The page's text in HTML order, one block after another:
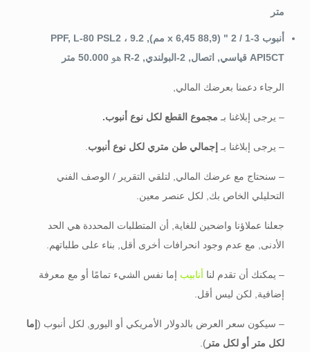
متر
أنبوب 3-1 / 2 " (88,9 x 6,45 مم), 9.2 PPF, L-80 PSL2 ،
API5CT قياسي, اتصال, 2-البولندي, R-2
هو
الرجاء دعمنا بعرضك المالي,
– يرجى إبلاغنا بـ مجموع القطع لكل نوع أنبوب.
– يرجى إبلاغنا بـ إجمالي طن متري لكل نوع أنبوب
– سنحتاج مع عرضك المالي, لتلقي التقرير / الوصف الفني
التحليلي الخاص بك, لكل عنصر معين.
جعلنا عملاؤنا واضحين للغاية, أن المتطلبات المحددة هي الحد
الأدنى, مع عدم وجود انحرافات أخرى أقل, بناء على طلباتهم.
– يمكنك أن تقدم لنا أنابيب إما نفس الشيء تمامًا أو مع معرفة
إضافية, لكن ليس أقل.
– سيكون سعر العرض بالدولار الأمريكي أو اليورو, لكل أنبوب (إما
لكل متر أو لكل متر ).